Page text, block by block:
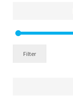
Filter